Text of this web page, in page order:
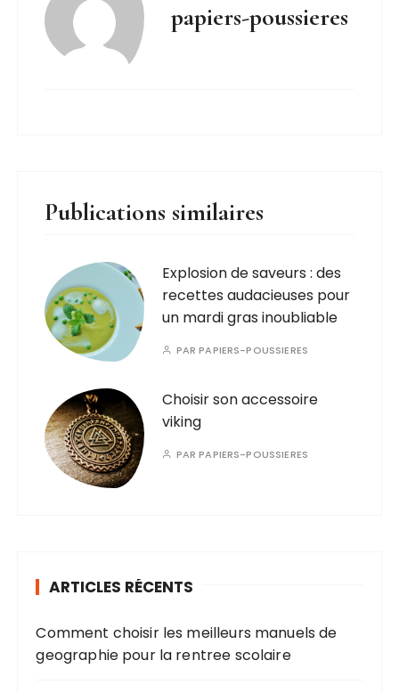
papiers-poussieres
Publications similaires
Explosion de saveurs : des
recettes audacieuses pour
un mardi gras inoubliable
PARPAPIERS-POUSSIERES
Choisir son accessoire
viking
PARPAPIERS-POUSSIERES
ARTICLES RÉCENTS
Comment choisir les meilleurs manuels de
geographie pour la rentree scolaire